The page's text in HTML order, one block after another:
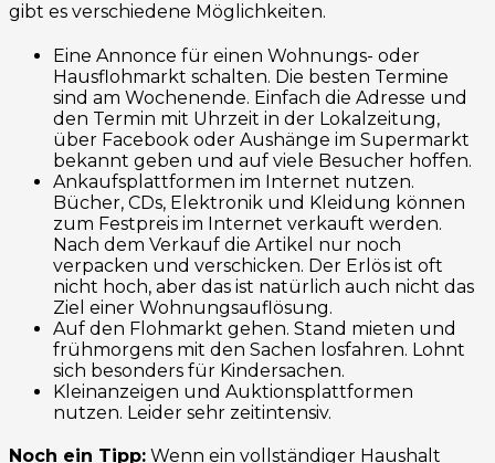
gibt es verschiedene Möglichkeiten.
Eine Annonce für einen Wohnungs- oder
Hausflohmarkt schalten. Die besten Termine
sind am Wochenende. Einfach die Adresse und
den Termin mit Uhrzeit in der Lokalzeitung,
über Facebook oder Aushänge im Supermarkt
bekannt geben und auf viele Besucher hoffen.
Ankaufsplattformen im Internet nutzen.
Bücher, CDs, Elektronik und Kleidung können
zum Festpreis im Internet verkauft werden.
Nach dem Verkauf die Artikel nur noch
verpacken und verschicken. Der Erlös ist oft
nicht hoch, aber das ist natürlich auch nicht das
Ziel einer Wohnungsauflösung.
Auf den Flohmarkt gehen. Stand mieten und
frühmorgens mit den Sachen losfahren. Lohnt
sich besonders für Kindersachen.
Kleinanzeigen und Auktionsplattformen
nutzen. Leider sehr zeitintensiv.
Noch ein Tipp: Wenn ein vollständiger Haushalt